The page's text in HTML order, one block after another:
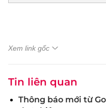
Xem link gốc
Tin liên quan
Thông báo mới từ